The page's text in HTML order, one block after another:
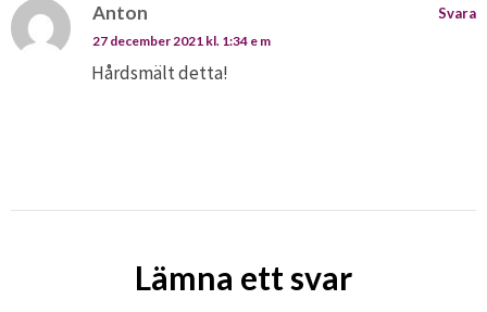
Anton
27 december 2021 kl. 1:34 e m
Hårdsmält detta!
Svara
Lämna ett svar